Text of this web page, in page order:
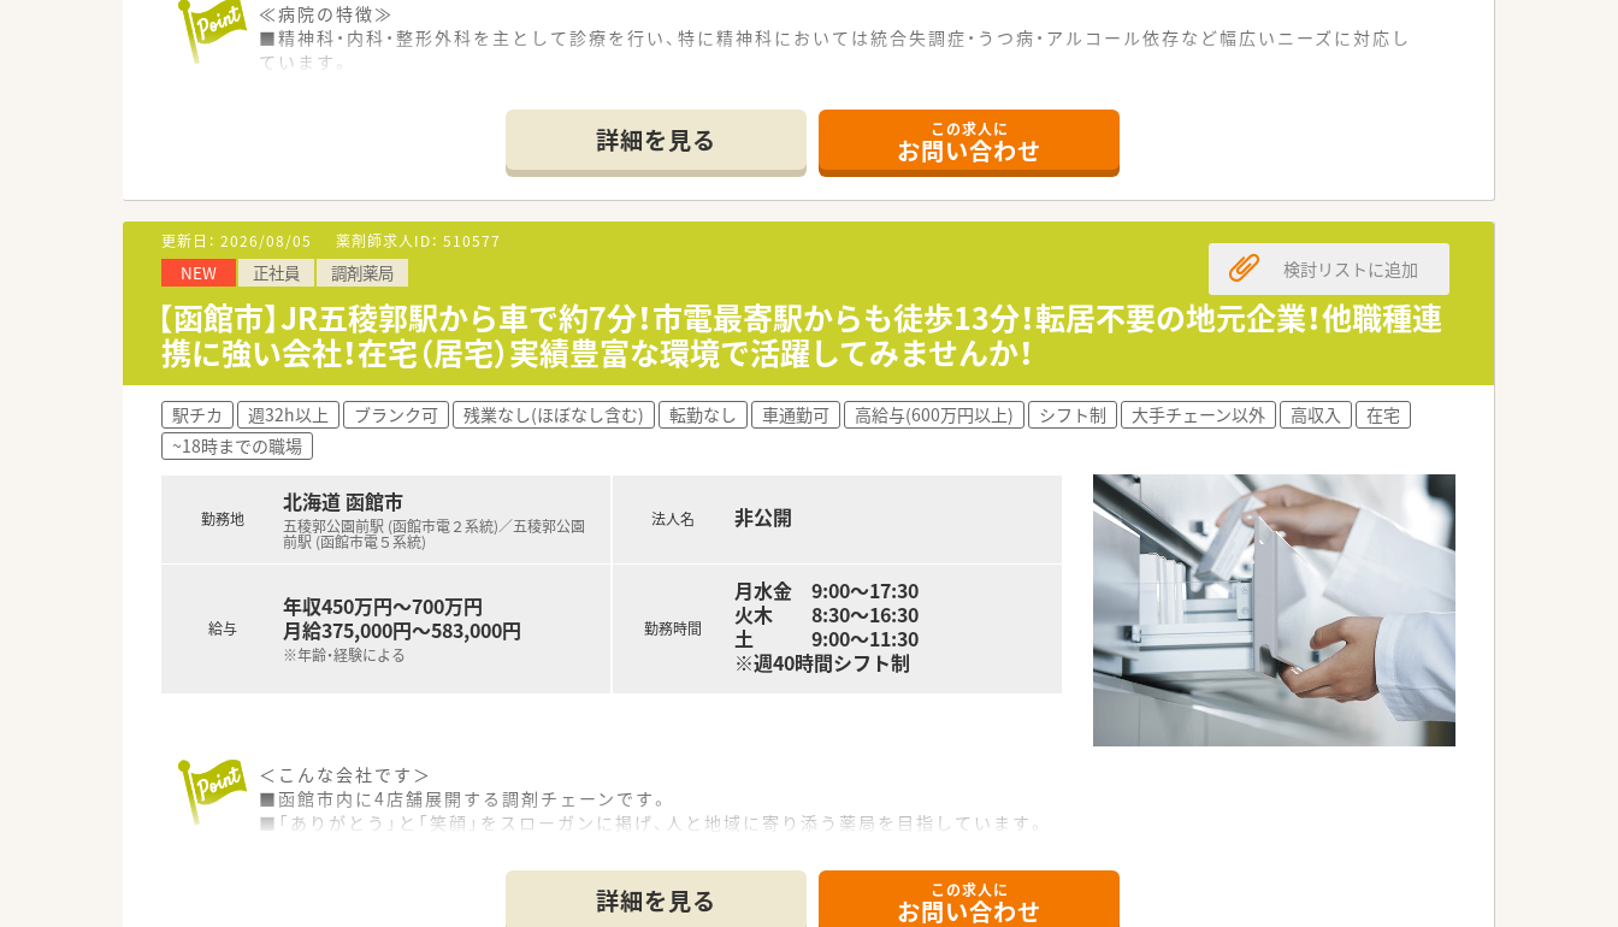
≪病院の特徴≫
■精神科・内科・整形外科を主として診療を行い、特に精神科においては統合失調症・うつ病・アルコール依存など幅広いニーズに対応し
ています。
■同法人では介護老人保健施設、グループホーム、デイサービス、指定居宅介護支援事業所なども運営しております。
■17時までの勤務で残業も少ない環境です。
■年間休日も114日と多めです。土曜日も隔週勤務でOK！シフトによって交替制で休み取得可能です。
≪こんな方におすすめ≫
■仕事とプライベートにメリハリのある生活をしたい方。
■病院実務経験が豊富で病棟業務が好きな方。
■精神科領域の経験がある、または興味がある方。
詳細を見る この求人に
お問い合わせ
更新日： 2026/08/05 薬剤師求人ID： 510577
NEW 正社員 調剤薬局
【函館市】JR五稜郭駅から車で約7分！市電最寄駅からも徒歩13分！転居不要の地元企業！他職種連
携に強い会社！在宅（居宅）実績豊富な環境で活躍してみませんか！
検討リストに追加
駅チカ 週32h以上 ブランク可 残業なし(ほぼなし含む) 転勤なし 車通勤可 高給与(600万円以上) シフト制 大手チェーン以外 高収入
在宅
~18時までの職場
勤務地
北海道 函館市
五稜郭公園前駅 (函館市電２系統)／五稜郭公園
前駅 (函館市電５系統)
給与
年収450万円～700万円
月給375,000円～583,000円
※年齢・経験による
法人名 非公開
勤務時間
月水金 9:00～17:30
火木 8:30～16:30
土 9:00～11:30
※週40時間シフト制
＜こんな会社です＞
■函館市内に4店舗展開する調剤チェーンです。
■「ありがとう」と「笑顔」をスローガンに掲げ、人と地域に寄り添う薬局を目指しています。
■患者様との距離が近く、薬剤師の存在をより身近に感じていただけます。
詳細を見る この求人に
お問い合わせ